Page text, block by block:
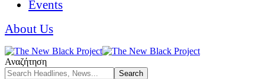
Events
About Us
Αναζήτηση